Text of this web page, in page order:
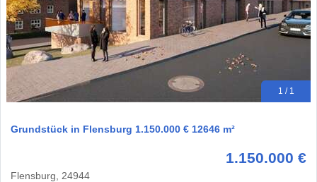
1 / 1
Grundstück in Flensburg 1.150.000 € 12646 m²
1.150.000 €
Flensburg, 24944